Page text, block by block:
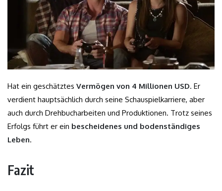
Hat ein geschätztes Vermögen von 4 Millionen USD. Er
verdient hauptsächlich durch seine Schauspielkarriere, aber
auch durch Drehbucharbeiten und Produktionen. Trotz seines
Erfolgs führt er ein bescheidenes und bodenständiges
Leben.
Fazit